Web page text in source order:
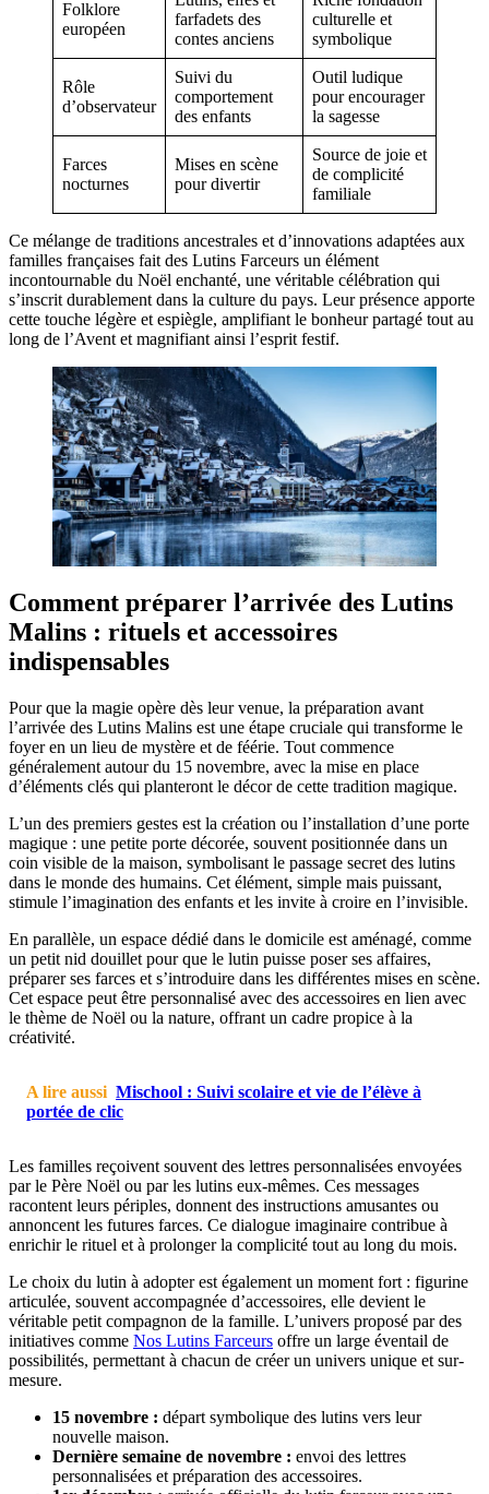
Folklore
européen
farfadets des
contes anciens
culturelle et
symbolique
Rôle
d’observateur
Suivi du
comportement
des enfants
Outil ludique
pour encourager
la sagesse
Farces
nocturnes
Mises en scène
pour divertir
Source de joie et
de complicité
familiale
Ce mélange de traditions ancestrales et d’innovations adaptées aux
familles françaises fait des Lutins Farceurs un élément
incontournable du Noël enchanté, une véritable célébration qui
s’inscrit durablement dans la culture du pays. Leur présence apporte
cette touche légère et espiègle, amplifiant le bonheur partagé tout au
long de l’Avent et magnifiant ainsi l’esprit festif.
Comment préparer l’arrivée des Lutins
Malins : rituels et accessoires
indispensables
Pour que la magie opère dès leur venue, la préparation avant
l’arrivée des Lutins Malins est une étape cruciale qui transforme le
foyer en un lieu de mystère et de féérie. Tout commence
généralement autour du 15 novembre, avec la mise en place
d’éléments clés qui planteront le décor de cette tradition magique.
L’un des premiers gestes est la création ou l’installation d’une porte
magique : une petite porte décorée, souvent positionnée dans un
coin visible de la maison, symbolisant le passage secret des lutins
dans le monde des humains. Cet élément, simple mais puissant,
stimule l’imagination des enfants et les invite à croire en l’invisible.
En parallèle, un espace dédié dans le domicile est aménagé, comme
un petit nid douillet pour que le lutin puisse poser ses affaires,
préparer ses farces et s’introduire dans les différentes mises en scène.
Cet espace peut être personnalisé avec des accessoires en lien avec
le thème de Noël ou la nature, offrant un cadre propice à la
créativité.
A lire aussi Mischool : Suivi scolaire et vie de l’élève à
portée de clic
Les familles reçoivent souvent des lettres personnalisées envoyées
par le Père Noël ou par les lutins eux-mêmes. Ces messages
racontent leurs périples, donnent des instructions amusantes ou
annoncent les futures farces. Ce dialogue imaginaire contribue à
enrichir le rituel et à prolonger la complicité tout au long du mois.
Le choix du lutin à adopter est également un moment fort : figurine
articulée, souvent accompagnée d’accessoires, elle devient le
véritable petit compagnon de la famille. L’univers proposé par des
initiatives comme Nos Lutins Farceurs offre un large éventail de
possibilités, permettant à chacun de créer un univers unique et sur-
mesure.
15 novembre : départ symbolique des lutins vers leur
nouvelle maison.
Dernière semaine de novembre : envoi des lettres
personnalisées et préparation des accessoires.